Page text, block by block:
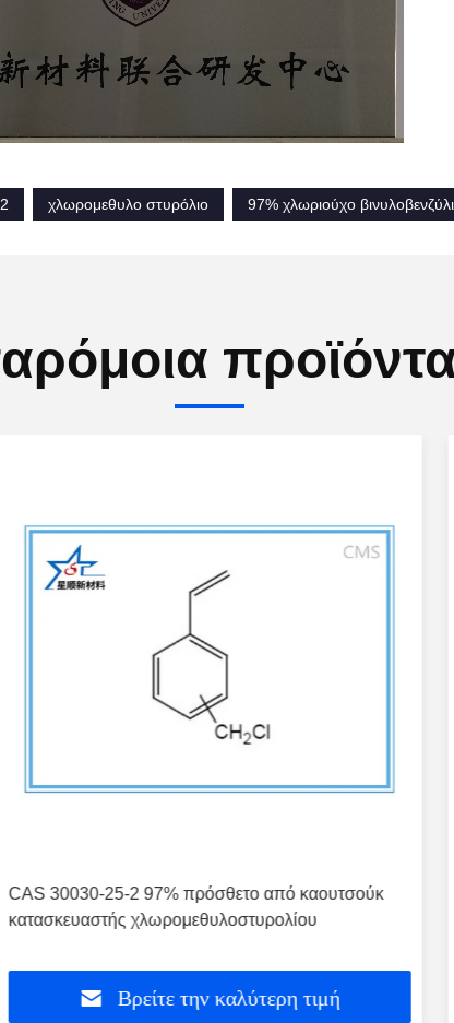
χλωρομεθυλο στυρόλιο 97% χλωριούχο
CAS 30030-25-2 97% πρόσθετο από καουτσούκ
κατασκευαστής χλωρομεθυλοστυρολίου
Βρείτε την καλύτερη τιμή